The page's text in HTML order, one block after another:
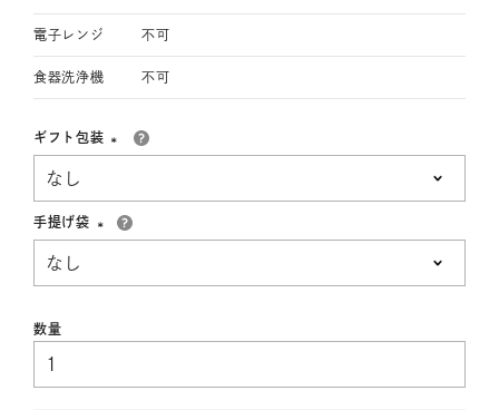
電子レンジ 不可
食器洗浄機 不可
ギフト包装
手提げ袋